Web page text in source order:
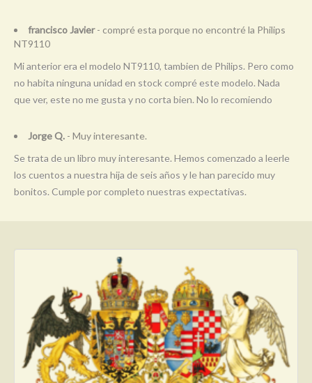
francisco Javier- compré esta porque no encontré la Philips
NT9110
Mi anterior era el modelo NT9110, tambien de Philips. Pero como
no habita ninguna unidad en stock compré este modelo. Nada
que ver, este no me gusta y no corta bien. No lo recomiendo
Jorge Q. - Muy interesante.
Se trata de un libro muy interesante. Hemos comenzado a leerle
los cuentos a nuestra hija de seis años y le han parecido muy
bonitos. Cumple por completo nuestras expectativas.